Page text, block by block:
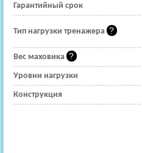
Гарантийный срок
Тип нагрузки тренажера
Вес маховика
Уровни нагрузки
Конструкция